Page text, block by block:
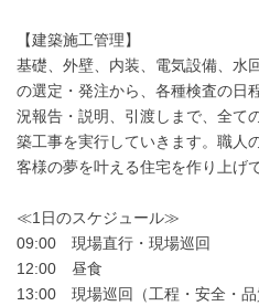
【建築施工管理】
基礎、外壁、内装、電気設備、水
の選定・発注から、各種検査の日
況報告・説明、引渡しまで、全て
築工事を実行していきます。職人
客様の夢を叶える住宅を作り上げ
≪1日のスケジュール≫
09:00 現場直行・現場巡回
12:00 昼食
13:00 現場巡回（工程・安全・品